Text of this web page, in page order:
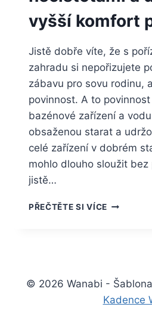
vyšší komfort
Jistě dobře víte, že s
zahradu si nepořizujete
zábavu pro sovu rodinu,
povinnost. A to
bazénové zařízení a
obsaženou starat a
celé zařízení v dobrém
mohlo dlouho sloužit bez
jistě…
PŘEČTĚTE SI VÍCEOCHRAŇTE
SI
KOMFORT
© 2026 Wanabi -
Kadence